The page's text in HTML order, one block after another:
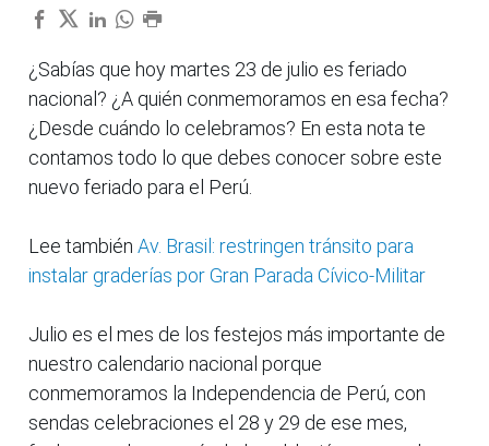
¿Sabías que hoy martes 23 de julio es feriado
nacional? ¿A quién conmemoramos en esa fecha?
¿Desde cuándo lo celebramos? En esta nota te
contamos todo lo que debes conocer sobre este
nuevo feriado para el Perú.
Lee también Av. Brasil: restringen tránsito para
instalar graderías por Gran Parada Cívico-Militar
Julio es el mes de los festejos más importante de
nuestro calendario nacional porque
conmemoramos la Independencia de Perú, con
sendas celebraciones el 28 y 29 de ese mes,